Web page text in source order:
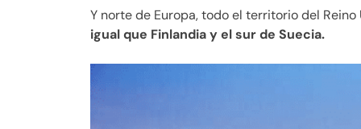
Y norte de Europa, todo el territorio del
igual que Finlandia y el sur de Suecia.